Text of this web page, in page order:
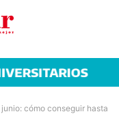
cómo conseguir hasta